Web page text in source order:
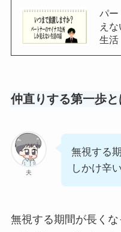
パー
え
生活
仲直りする第一歩と
夫
無視する
しかけ辛
無視する期間が長く